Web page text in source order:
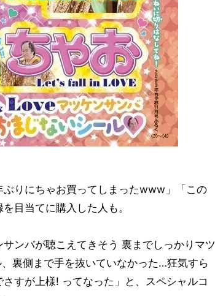
りにちゃお買ってしまったwww」「この
目当てに購入した人も。
ンバが聴こえてきそう 裏までしっかりマツ
裏側まで手を抜いていなかった…狂気すら
すが上様! ってなった」と、スペシャルコ